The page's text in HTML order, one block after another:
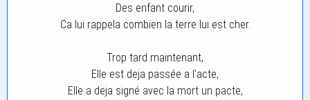
Des enfant courir,
Ca lui rappela combien la terre lui est cher.
Trop tard maintenant,
Elle est deja passée a l’acte,
Elle a deja signé avec la mort un pacte,